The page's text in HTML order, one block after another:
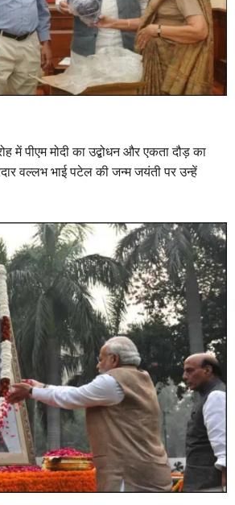
में पीएम मोदी का उद्बोधन और एकता दौड़ का
वल्लभ भाई पटेल की जन्म जयंती पर उन्हें